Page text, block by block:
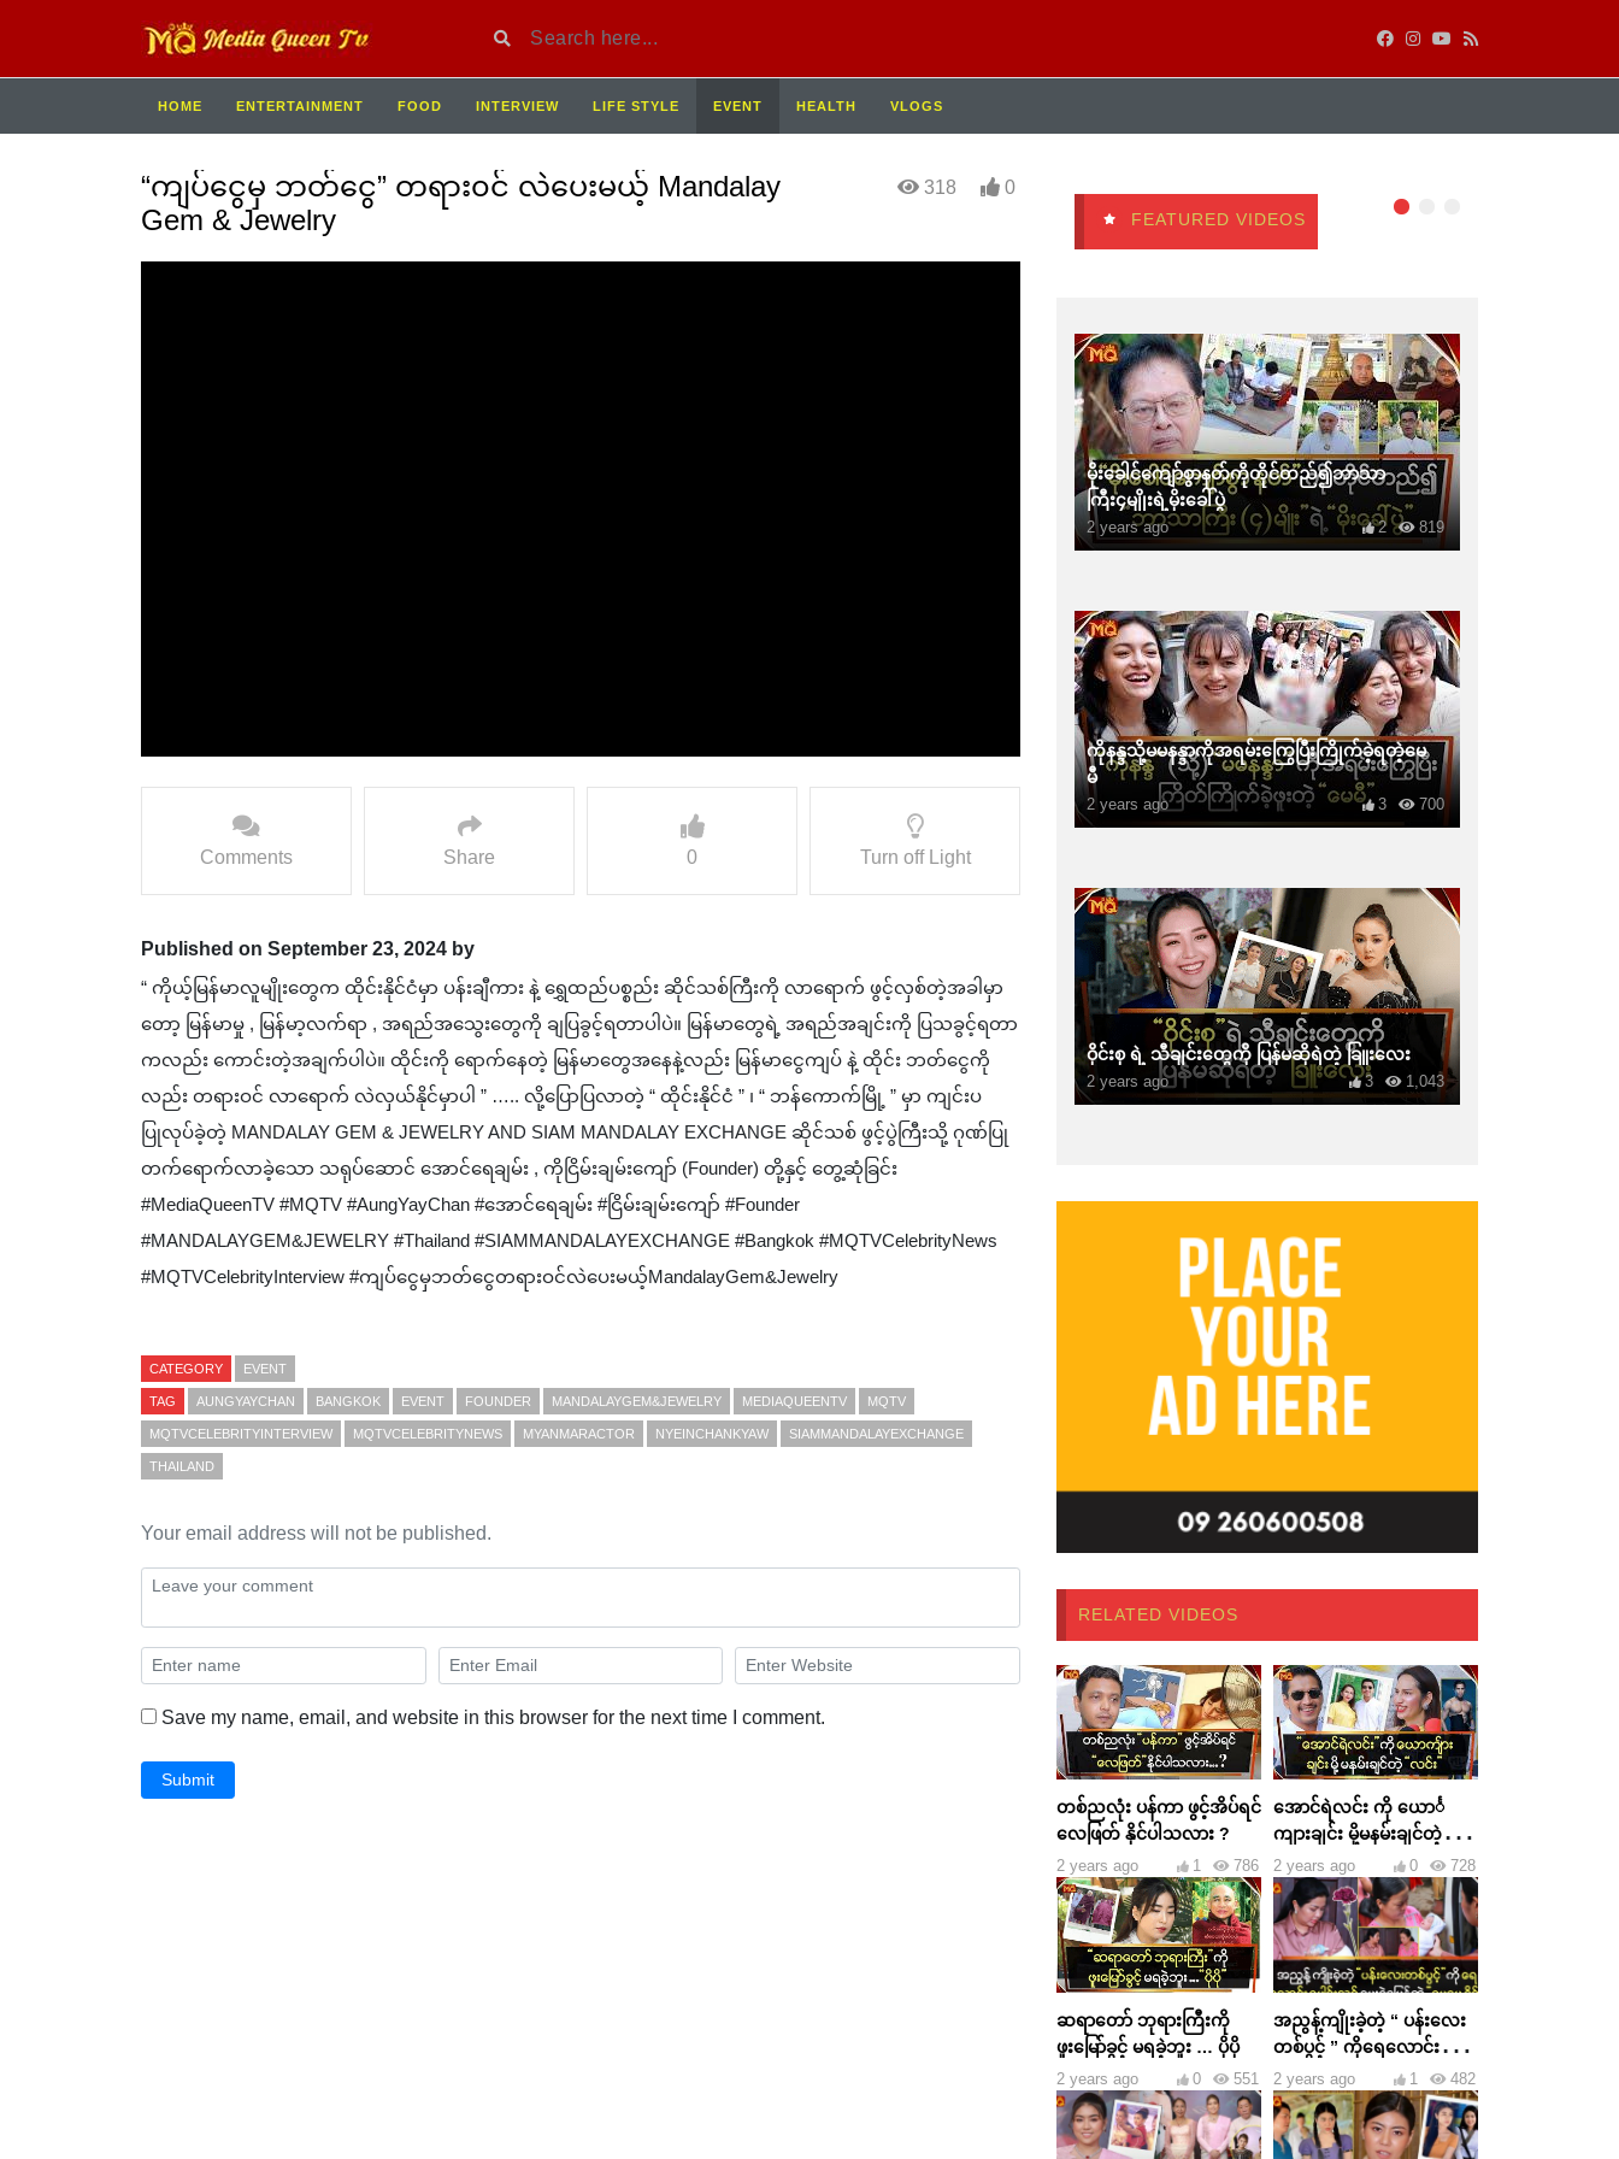
HOME ENTERTAINMENT FOOD INTERVIEW LIFE STYLE EVENT HEALTH VLOGS
“ကျပ်ငွေမှ ဘတ်ငွေ” တရား၀င် လဲပေးမယ့် Mandalay
Gem & Jewelry
318 0
Comments Share 0 Turn off Light
Published on September 23, 2024 by
“ ကိုယ့်မြန်မာလူမျိုးတွေက ထိုင်းနိုင်ငံမှာ ပန်းချီကား နဲ့ ရွှေထည်ပစ္စည်း ဆိုင်သစ်ကြီးကို လာရောက် ဖွင့်လှစ်တဲ့အခါမှာ
တော့ မြန်မာမှု , မြန်မာ့လက်ရာ , အရည်အသွေးတွေကို ချပြခွင့်ရတာ‌ပါပဲ။ မြန်မာတွေရဲ့ အရည်အချင်းကို ပြသခွင့်ရတာ
ကလည်း ကောင်းတဲ့အချက်ပါပဲ။ ထိုင်းကို ရောက်နေတဲ့ မြန်မာတွေအနေနဲ့လည်း မြန်မာငွေကျပ် နဲ့ ထိုင်း ဘတ်ငွေကို
လည်း တရားဝင် လာရောက် လဲလှယ်နိုင်မှာပါ ” ….. လို့ပြောပြလာတဲ့ “ ထိုင်းနိုင်ငံ ” ၊ “ ဘန်ကောက်မြို့ ” မှာ ကျင်းပ
ပြုလုပ်ခဲ့တဲ့ MANDALAY GEM & JEWELRY AND SIAM MANDALAY EXCHANGE ဆိုင်သစ် ဖွင့်ပွဲကြီးသို့ ဂုဏ်ပြု
တက်ရောက်လာခဲ့သော သရုပ်ဆောင် အောင်ရေချမ်း , ကိုငြိမ်းချမ်းကျော် (Founder) တို့နှင့် တွေ့ဆုံခြင်း
#MediaQueenTV #MQTV #AungYayChan #အောင်ရေချမ်း #ငြိမ်းချမ်းကျော် #Founder
#MANDALAYGEM&JEWELRY #Thailand #SIAMMANDALAYEXCHANGE #Bangkok #MQTVCelebrityNews
#MQTVCelebrityInterview #ကျပ်ငွေမှဘတ်ငွေတရားဝင်လဲပေးမယ့်MandalayGem&Jewelry
CATEGORY EVENT
TAG AUNGYAYCHAN BANGKOK EVENT FOUNDER MANDALAYGEM&JEWELRY MEDIAQUEENTV MQTV
MQTVCELEBRITYINTERVIEW MQTVCELEBRITYNEWS MYANMARACTOR NYEINCHANKYAW SIAMMANDALAYEXCHANGE
THAILAND
Your email address will not be published.
Save my name, email, and website in this browser for the next time I comment.
Submit
FEATURED VIDEOS
မိုးခေါင်ကျော်စွာနတ်ကိုတိုင်တည်၍ဘာသာ
ကြီး၄မျိုးရဲ့မိုးခေါ်ပွဲ
2 years ago 819
2
ကိုနန္ဒသို့မမနန္ဒာကိုအရမ်းကြွေပြီးကြိုက်ခဲ့ရတဲ့မေ
မီ
2 years ago 700
3
ဝိုင်းစု ရဲ့ သီချင်းတွေကို ပြန်မဆိုရဲတဲ့ ခြူးလေး
2 years ago 1,043
3
RELATED VIDEOS
တစ်ညလုံး ပန်ကာ ဖွင့်အိပ်ရင်
လေဖြတ် နိုင်ပါသလား ?
2 years ago 786
1
အောင်ရဲလင်း ကို ယောင်္
ကျားချင်း မို့မနမ်းချင်တဲ့
လင်း
2 years ago 728
0
ဆရာတော် ဘုရားကြီးကို
ဖူးမြော်ခွင့် မရခဲ့ဘူး … ပိုပို
2 years ago 551
0
အညွန့်ကျိုးခဲ့တဲ့ “ ပန်းလေး
တစ်ပွင့် ” ကိုရေလောင်း
ပေါင်းသင်ပေးခဲ့ပြန်တဲ့ “
မေမေခိုင် ”
2 years ago 482
1